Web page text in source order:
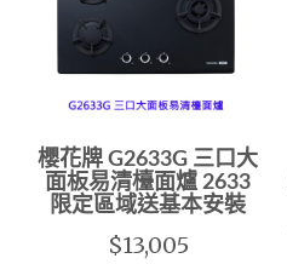
櫻花牌 G2633G 三口大
面板易清檯面爐 2633
限定區域送基本安裝
$13,005